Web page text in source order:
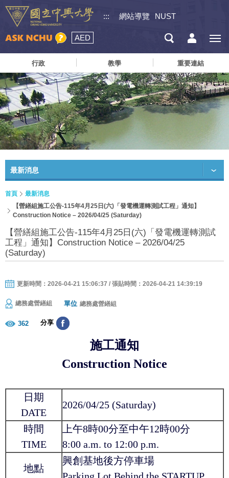
::: 網站導覽 NUST
AED
行政 教學 重要連結
最新消息
首頁
最新消息
【營繕組施工公告-115年4月25日(六)「發電機運轉測試工程」通知】
Construction Notice – 2026/04/25 (Saturday)
【營繕組施工公告-115年4月25日(六)「發電機運轉測試
工程」通知】Construction Notice – 2026/04/25
(Saturday)
更新時間：2026-04-21 15:06:37 / 張貼時間：2026-04-21 14:39:19
總務處營繕組 單位 總務處營繕組
362 分享
施工通知
Construction Notice
日期
DATE
2026/04/25 (Saturday)
時間
TIME
上午8時00分至中午12時00分
8:00 a.m. to 12:00 p.m.
地點
興創基地後方停車場